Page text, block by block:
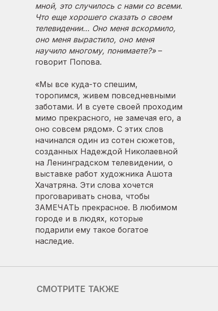
мной, это случилось с нами со всеми.
Что еще хорошего сказать о своем
телевидении… Оно меня вскормило,
оно меня вырастило, оно меня
научило многому, понимаете?»–
говорит Попова.
«Мы все куда-то спешим,
торопимся, живем повседневными
заботами. И в суете своей проходим
мимо прекрасного, не замечая его, а
оно совсем рядом». С этих слов
начинался один из сотен сюжетов,
созданных Надеждой Николаевной
на Ленинградском телевидении, о
выставке работ художника Ашота
Хачатряна. Эти слова хочется
проговаривать снова, чтобы
ЗАМЕЧАТЬ прекрасное. В любимом
городе и в людях, которые
подарили ему такое богатое
наследие.
СМОТРИТЕ ТАКЖЕ